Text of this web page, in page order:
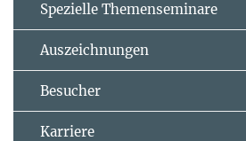
Spezielle Themenseminare
Auszeichnungen
Besucher
Karriere